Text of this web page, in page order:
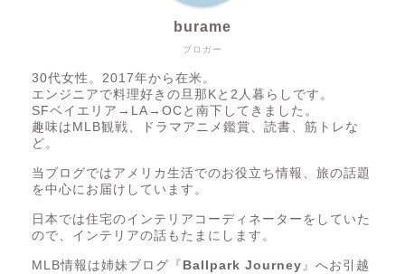
ブロガー
burame
30代女性。2017年から在米。
エンジニアで料理好きの旦那Kと2人暮らしです。
SFベイエリア→LA→OCと南下してきました。
趣味はMLB観戦、ドラマアニメ鑑賞、読書、筋トレな
ど。
当ブログではアメリカ生活でのお役立ち情報、旅の話題
を中心にお届けしています。
日本では住宅のインテリアコーディネーターをしていた
ので、インテリアの話もたまにします。
MLB情報は姉妹ブログ『 Ballpark Journey 』へお引越